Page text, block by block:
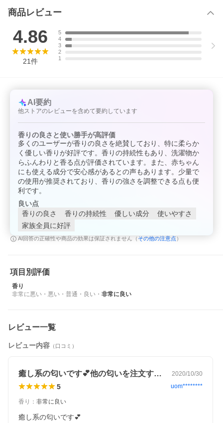
商品レビュー
4.86
21件
5
4
3
2
1
AI要約
他ストアのレビューを含めて要約しています
香りの良さと使い勝手が高評価
多くのユーザーが香りの良さを絶賛しており、特に柔らか
く優しい香りが好評です。香りの持続性もあり、洗濯物か
らふんわりと香る点が評価されています。また、赤ちゃん
にも使える成分で安心感があるとの声もあります。少量で
の使用が推奨されており、香りの強さを調整できる点も便
利です。
良い点
香りの良さ
香りの持続性 優しい成分
使いやすさ
家族全員に好評
AI回答の正確性や商品の効果は保証されません（ その他の注意点 ）
項目別評価
香り
非常に悪い ・ 悪い ・ 普通 ・ 良い ・ 非常に良い
レビュー一覧
レビュー内容 （口コミ）
癒し系の匂いです💕他の匂いを注文するの… 2020/10/30
5 uom********
香り ： 非常に良い
癒し系の匂いです💕